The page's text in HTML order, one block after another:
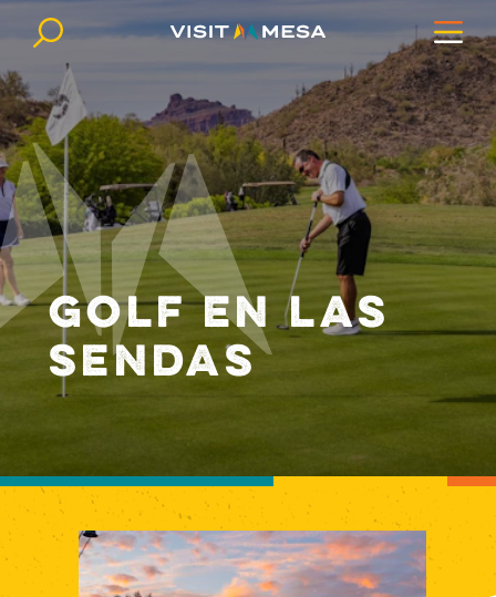
Ir al contenido
GOLF EN LAS
SENDAS